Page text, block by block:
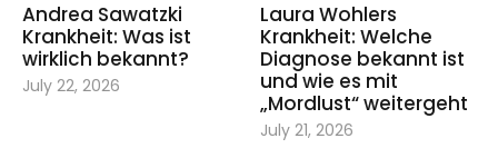
Andrea Sawatzki
Krankheit: Was ist
wirklich bekannt?
July 22, 2026
Laura Wohlers
Krankheit: Welche
Diagnose bekannt ist
und wie es mit
„Mordlust“ weitergeht
July 21, 2026